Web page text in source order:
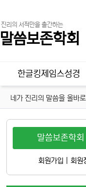
진리의 서적만을 출간하는
말씀보존학회
메인 메뉴
한글킹제임스성경
네가 진리의 말씀을 올바
말씀보존학회
회원가입 회원